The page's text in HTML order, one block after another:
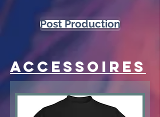
Post Production
Accessoires